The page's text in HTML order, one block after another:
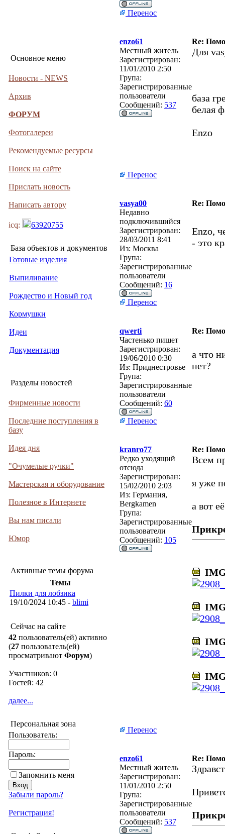
Основное меню
Новости - NEWS
Архив
ФОРУМ
Фотогалереи
Рекомендуемые ресурсы
Поиск на сайте
Прислать новость
Написать автору
icq: 63920755
База объектов и документов
Готовые изделия
Выпиливание
Рождество и Новый год
Кормушки
Идеи
Документация
Разделы новостей
Фирменные новости
Последние поступления в
базу
Идея дня
"Очумелые ручки"
Мастерская и оборудование
Полезное в Интернете
Вы нам писали
Юмор
Активные темы форума
Темы
Пилки для лобзика
19/10/2024 10:45 - blimi
Сейчас на сайте
42 пользователь(ей) активно
(27 пользователь(ей)
просматривают Форум)
Участников: 0
Гостей: 42
далее...
Персональная зона
Пользователь:
Пароль:
Запомнить меня
Забыли пароль?
Регистрация!
Перенос
enzo61
Re:
Местный житель
Зарегистрирован:
11/01/2010 2:50
Група:
Зарегистрированные
пользователи
Сообщений: 537
Для
база
белая
Enzo
Перенос
vasya00
Re:
Недавно
подключившийся
Зарегистрирован:
28/03/2011 8:41
Из: Москва
Група:
Зарегистрированные
пользователи
Сообщений: 16
Enzo,
- это
Перенос
qwerti
Re:
Частенько пишет
Зарегистрирован:
19/06/2010 0:30
Из: Приднестровье
Група:
Зарегистрированные
пользователи
Сообщений: 60
а что
нет?
Перенос
kranro77
Re:
Редко уходящий
отсюда
Зарегистрирован:
15/02/2010 2:03
Из: Германия,
Bergkamen
Група:
Зарегистрированные
пользователи
Сообщений: 105
Всем
я уже
а вот
Перенос
enzo61
Re:
Местный житель
Зарегистрирован:
11/01/2010 2:50
Група:
Зарегистрированные
пользователи
Сообщений: 537